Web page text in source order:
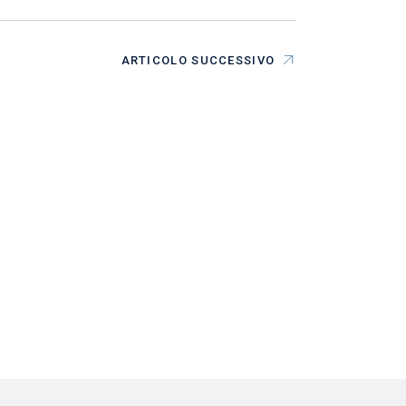
ARTICOLO SUCCESSIVO